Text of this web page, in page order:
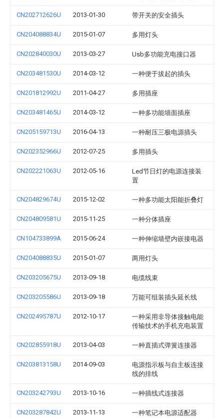
CN202712626U 2013-01-30 带开关的安全插头
CN204088834U 2015-01-07 多用灯头
CN202840030U 2013-03-27 Usb多功能充电接口器
CN203481530U 2014-03-12 一种便于拔起的插头
CN201812992U 2011-04-27 多用插座
CN203481465U 2014-03-12 一种多功能墙面插座
CN205159713U 2016-04-13 一种耐压三极电源插头
CN202352966U 2012-07-25 多用插头
CN202221063U 2012-05-16
Led节日灯的电源连接装
置
CN204829674U 2015-12-02 一种多功能太阳能折叠灯
CN204809581U 2015-11-25 一种分体插座
CN104733899A 2015-06-24 一种伸缩墙壁内嵌接电器
CN204088835U 2015-01-07 两用灯头
CN203205675U 2013-09-18 电缆线束
CN203205586U 2013-09-18 万能可组装插头延长线
CN202495787U 2012-10-17
一种采用非导体接触电能
传输技术的手机充电装置
CN202855918U 2013-04-03 一种直插式弹簧连接器
CN203813158U 2014-09-03
电源指示板与自主板连接
线的排线
CN203242793U 2013-10-16 一种插线式连接器
CN203287842U 2013-11-13 一种笔记本电源适配器